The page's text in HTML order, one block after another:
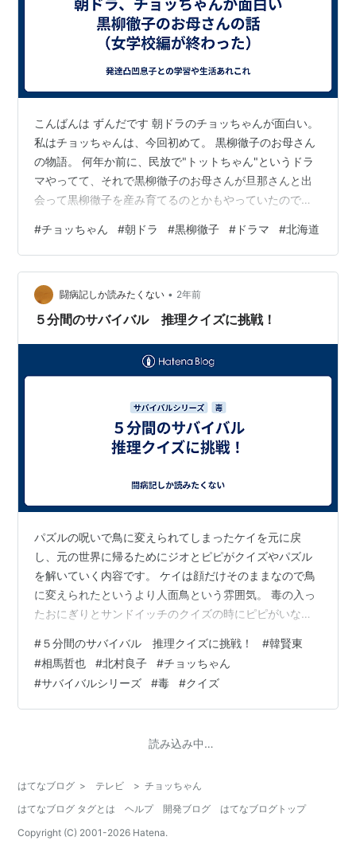
こんばんは ずんだです 朝ドラのチョッちゃんが面白い。
私はチョッちゃんは、今回初めて。 黒柳徹子のお母さん
の物語。 何年か前に、民放で"トットちゃん"というドラ
マやってて、それで黒柳徹子のお母さんが旦那さんと出
会って黒柳徹子を産み育てるのとかもやっていたので、
けど。 あのドラマでは、お母さんは、松下奈緒だったけ
ど。あれも面白かった。トットちゃんは、清野菜名だっ
た。 話がズレたが、やっぱり昔のだから、すごくゆっく
りペースな感じがするが。女学校編も面白かった。騒動
を起こす天才というか😁寮ぐらしとか。学生の頃思い出
#チョッちゃん #朝ドラ #黒柳徹子 # ドラマ #北海道
闘病記しか読みたくない • 2年前
５分間のサバイバル 推理クイズに挑戦！
パズルの呪いで鳥に変えられてしまったケイを元に戻
し、元の世界に帰るためにジオとピピがクイズやパズル
を解いていく内容です。 ケイは顔だけそのままなので鳥
に変えられたというより人面鳥という雰囲気。 毒の入っ
たおにぎりとサンドイッチのクイズの時にピピがいない
る。 クイズは結構難しいかもしれない。答えがわからず
に回答を見たところも結構ありました。ノウ博士の発明
で本の世界に入っていた事がわかりますがこの発明は汎
用性がありそう… ---------- ５分間のサバイバル 推理ク
https://amzn.to/3Ce…
#５分間のサバイバル 推理クイズに挑戦！ #韓賢東
#相馬哲也 #北村良子 #チョッちゃん
#サバイバルシリーズ #毒 #クイズ
読み込み中…
はてなブログ > テレビ > チョッちゃん
はてなブログ タグとは
ヘルプ 開発ブログ
はてなブログトップ
Copyright (C) 2001-2026 Hatena.